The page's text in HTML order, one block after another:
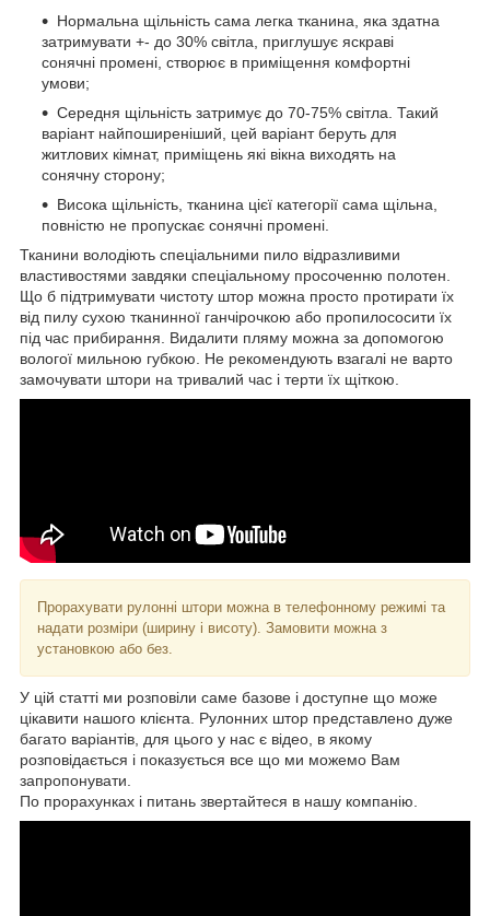
Нормальна щільність сама легка тканина, яка здатна
затримувати +- до 30% світла, приглушує яскраві
сонячні промені, створює в приміщення комфортні
умови;
Середня щільність затримує до 70-75% світла. Такий
варіант найпоширеніший, цей варіант беруть для
житлових кімнат, приміщень які вікна виходять на
сонячну сторону;
Висока щільність, тканина цієї категорії сама щільна,
повністю не пропускає сонячні промені.
Тканини володіють спеціальними пило відразливими
властивостями завдяки спеціальному просоченню полотен.
Що б підтримувати чистоту штор можна просто протирати їх
від пилу сухою тканинної ганчірочкою або пропилососити їх
під час прибирання. Видалити пляму можна за допомогою
вологої мильною губкою. Не рекомендують взагалі не варто
замочувати штори на тривалий час і терти їх щіткою.
Прорахувати рулонні штори можна в телефонному режимі та
надати розміри (ширину і висоту). Замовити можна з
установкою або без.
У цій статті ми розповіли саме базове і доступне що може
цікавити нашого клієнта. Рулонних штор представлено дуже
багато варіантів, для цього у нас є відео, в якому
розповідається і показується все що ми можемо Вам
запропонувати.
По прорахунках і питань звертайтеся в нашу компанію.